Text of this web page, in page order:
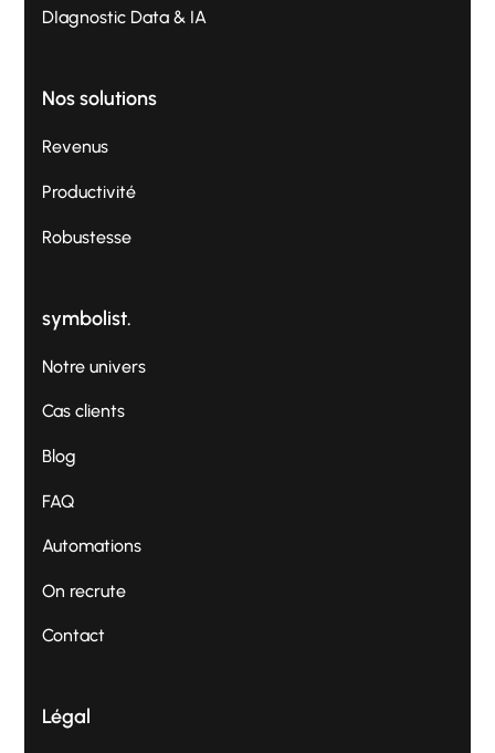
DIagnostic Data & IA
Nos solutions
Revenus
Productivité
Robustesse
symbolist.
Notre univers
Cas clients
Blog
FAQ
Automations
On recrute
Contact
Légal